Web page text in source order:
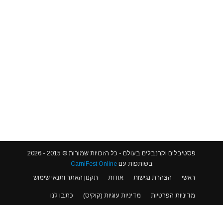
פסטיבלים וקרנבלים בעולם - כל הזכויות שמורות © 2015 - 2026
בשותפות עםCarniFest Online
ראשי
הצהרת נגישות אודות תקנון האתר ותנאי שימוש
מדיניות הפרטיות מדיניות עוגיות (קוקיס) כתבו לנו